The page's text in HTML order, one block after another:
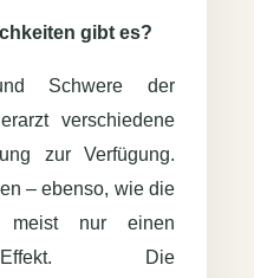
gibt es?
Schwere der
verschiedene
zur Verfügung.
– ebenso, wie die
meist nur einen
Effekt. Die